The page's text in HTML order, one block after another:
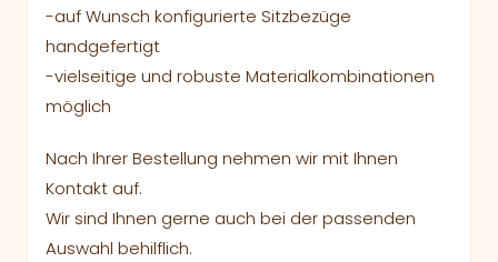
-auf Wunsch konfigurierte Sitzbezüge
handgefertigt
-vielseitige und robuste Materialkombinationen
möglich
Nach Ihrer Bestellung nehmen wir mit Ihnen
Kontakt auf.
Wir sind Ihnen gerne auch bei der passenden
Auswahl behilflich.